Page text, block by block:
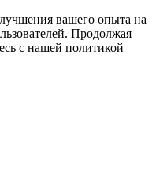
вашего опыта на
Продолжая
с нашей политикой